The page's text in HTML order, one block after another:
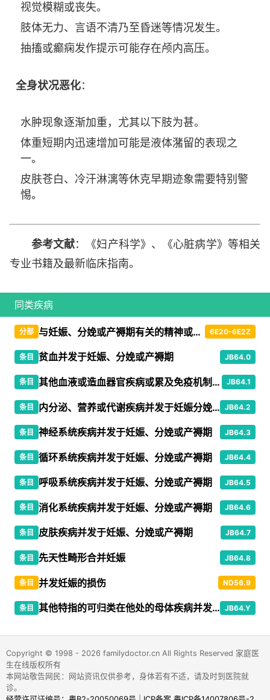
视觉模糊或丧失。
肢体无力、言语不清乃至昏迷等情况发生。
抽搐或癫痫发作提示可能存在颅内高压。
全身状况恶化：
水肿现象逐渐加重，尤其以下肢为甚。
体重短期内迅速增加可能是液体潴留的表现之
一。
皮肤苍白、冷汗淋漓等休克早期迹象需要特别警
惕。
参考文献：《妇产科学》、《心脏病学》等相关
专业书籍及最新临床指南。
同类疾病
分部 与妊娠、分娩或产褥期有关的精神或行为障碍 6E20-6E2Z
条目 贫血并发于妊娠、分娩或产褥期 JB64.0
条目 其他血液或造血器官疾病或累及免疫机制的某些疾患并发于妊娠、分娩或产褥期 JB64.1
条目 内分泌、营养或代谢疾病并发于妊娠分娩或产褥期 JB64.2
条目 神经系统疾病并发于妊娠、分娩或产褥期 JB64.3
条目 循环系统疾病并发于妊娠、分娩或产褥期 JB64.4
条目 呼吸系统疾病并发于妊娠、分娩或产褥期 JB64.5
条目 消化系统疾病并发于妊娠、分娩或产褥期 JB64.6
条目 皮肤疾病并发于妊娠、分娩或产褥期 JB64.7
条目 先天性畸形合并妊娠 JB64.8
条目 并发妊娠的损伤 ND56.9
条目 其他特指的可归类在他处的母体疾病并发于妊娠、分娩或产褥期 JB64.Y
Copyright © 1998 - 2026 familydoctor.cn All Rights Reserved 家庭医
生在线版权所有
本网站敬告网民：网站资讯仅供参考，身体若有不适，请及时到医院就
诊。